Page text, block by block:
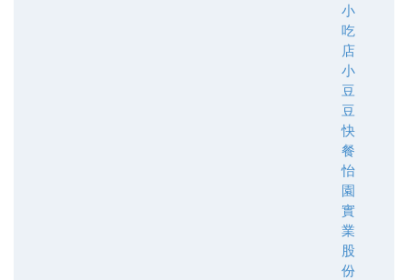
小
吃
店
小
豆
豆
快
餐
怡
園
實
業
股
份